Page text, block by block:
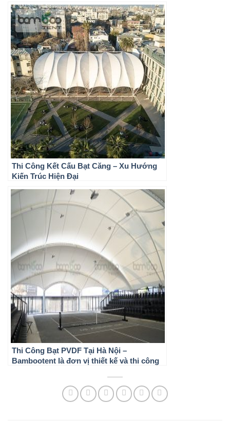
Thi Công Kết Cấu Bạt Căng – Xu Hướng
Kiến Trúc Hiện Đại
Thi Công Bạt PVDF Tại Hà Nội –
Bambootent là đơn vị thiết kế và thi công